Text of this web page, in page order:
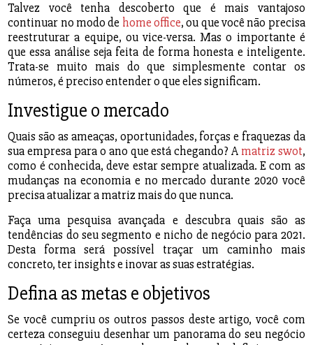
Talvez você tenha descoberto que é mais vantajoso
continuar no modo de home office, ou que você não precisa
reestruturar a equipe, ou vice-versa. Mas o importante é
que essa análise seja feita de forma honesta e inteligente.
Trata-se muito mais do que simplesmente contar os
números, é preciso entender o que eles significam.
Investigue o mercado
Quais são as ameaças, oportunidades, forças e fraquezas da
sua empresa para o ano que está chegando? A matriz swot,
como é conhecida, deve estar sempre atualizada. E com as
mudanças na economia e no mercado durante 2020 você
precisa atualizar a matriz mais do que nunca.
Faça uma pesquisa avançada e descubra quais são as
tendências do seu segmento e nicho de negócio para 2021.
Desta forma será possível traçar um caminho mais
concreto, ter insights e inovar as suas estratégias.
Defina as metas e objetivos
Se você cumpriu os outros passos deste artigo, você com
certeza conseguiu desenhar um panorama do seu negócio